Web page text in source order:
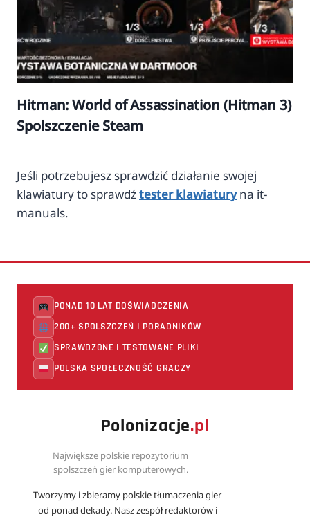
Hitman: World of Assassination (Hitman 3)
Spolszczenie Steam
Jeśli potrzebujesz sprawdzić działanie swojej
klawiatury to sprawdźtester klawiaturyna it-
manuals.
PONAD 10 LAT DOŚWIADCZENIA
200+ SPOLSZCZEŃ I PORADNIKÓW
SPRAWDZONE I TESTOWANE PLIKI
POLSKA SPOŁECZNOŚĆ GRACZY
Polonizacje.pl
Największe polskie repozytorium
spolszczeń gier komputerowych.
Tworzymy i zbieramy polskie tłumaczenia gier
od ponad dekady. Nasz zespół redaktorów i